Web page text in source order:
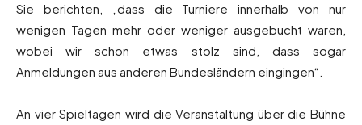
Sie berichten, „dass die Turniere innerhalb von nur
wenigen Tagen mehr oder weniger ausgebucht waren,
wobei wir schon etwas stolz sind, dass sogar
Anmeldungen aus anderen Bundesländern eingingen“.
An vier Spieltagen wird die Veranstaltung über die Bühne